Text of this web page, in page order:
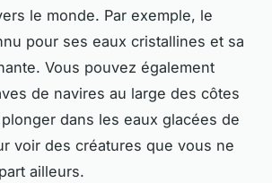
le monde. Par exemple, le
pour ses eaux cristallines et sa
Vous pouvez également
de navires au large des côtes
dans les eaux glacées de
voir des créatures que vous ne
ailleurs.